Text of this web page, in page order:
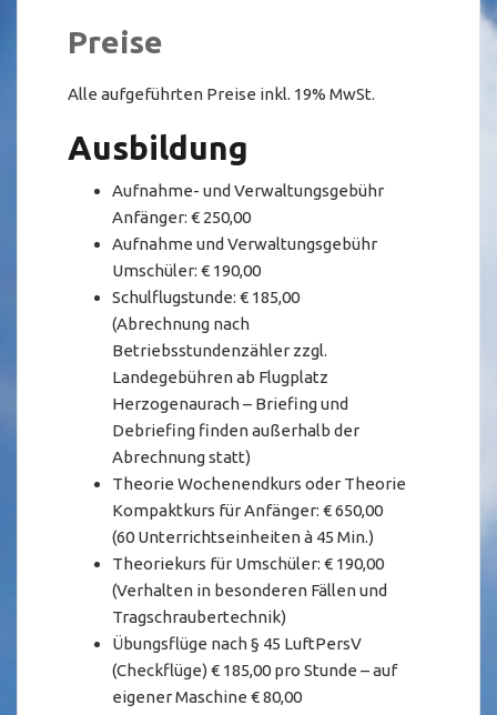
Preise
Alle aufgeführten Preise inkl. 19% MwSt.
Ausbildung
Aufnahme- und Verwaltungsgebühr
Anfänger: € 250,00
Aufnahme und Verwaltungsgebühr
Umschüler: € 190,00
Schulflugstunde: € 185,00
(Abrechnung nach
Betriebsstundenzähler zzgl.
Landegebühren ab Flugplatz
Herzogenaurach – Briefing und
Debriefing finden außerhalb der
Abrechnung statt)
Theorie Wochenendkurs oder Theorie
Kompaktkurs für Anfänger: € 650,00
(60 Unterrichtseinheiten à 45 Min.)
Theoriekurs für Umschüler: € 190,00
(Verhalten in besonderen Fällen und
Tragschraubertechnik)
Übungsflüge nach § 45 LuftPersV
(Checkflüge) € 185,00 pro Stunde – auf
eigener Maschine € 80,00